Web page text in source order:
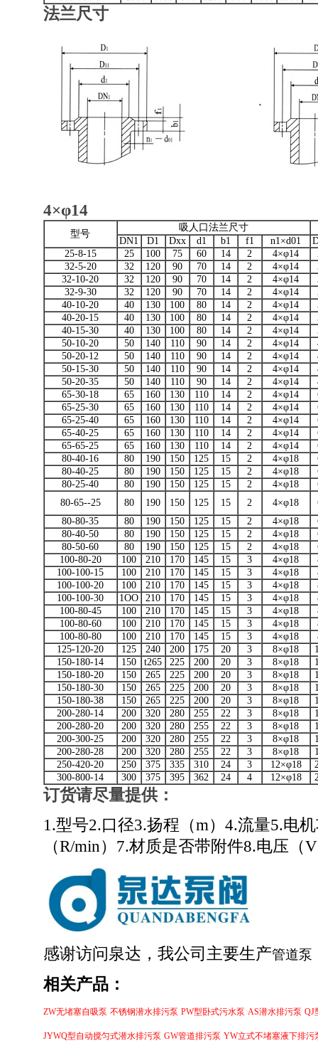
法兰尺寸
4×φ14
型号
吸人口法兰尺寸
DN1
D1 Dxx d1 b1 f1 n1×d01
25-8-15
25 100 75 60 14 2 4×φ14
32-5-20
32 120 90 70 14 2 4×φ14
32-10-20
32 120 90 70 14 2 4×φ14
32-9-30
32 120 90 70 14 2 4×φ14
40-10-20
40 130 100 80 14 2 4×φ14
40-20-15
40 130 100 80 14 2 4×φ14
40-15-30
40 130 100 80 14 2 4×φ14
50-10-20
50 140 110 90 14 2 4×φ14
50-20-12
50 140 110 90 14 2 4×φ14
50-15-30
50 140 110 90 14 2 4×φ14
50-20-35
50 140 110 90 14 2 4×φ14
65-30-18
65 160 130 110 14 2 4×φ14
65-25-30
65 160 130 110 14 2 4×φ14
65-25-40
65 160 130 110 14 2 4×φ14
65-40-25
65 160 130 110 14 2 4×φ14
65-65-25
65 160 130 110 14 2 4×φ14
80-40-16
80 190 150 125 15 2 4×φ18
80-40-25
80 190 150 125 15 2 4×φ18
80-25-40
80 190 150 125 15 2 4×φ18
80-65--25
80 190 150 125 15 2 4×φ18
80-80-35
80 190 150 125 15 2 4×φ18
80-40-50
80 190 150 125 15 2 4×φ18
80-50-60
80 190 150 125 15 2 4×φ18
100-80-20
100 210 170 145 15 3 4×φ18
100-100-15
100 210 170 145 15 3 4×φ18
100-100-20
100 210 170 145 15 3 4×φ18
100-100-30
1OO 210 170 145 15 3 4×φ18
100-80-45
100 210 170 145 15 3 4×φ18
100-80-60
100 210 170 145 15 3 4×φ18
100-80-80
100 210 170 145 15 3 4×φ18
125-120-20
125 240 200 175 20 3 8×φ18
150-180-14
150 t265 225 200 20 3 8×φ18
150-180-20
150 265 225 200 20 3 8×φ18
150-180-30
150 265 225 200 20 3 8×φ18
150-180-38
150 265 225 200 20 3 8×φ18
200-280-14
200 320 280 255 22 3 8×φ18
200-280-20
200 320 280 255 22 3 8×φ18
200-300-25
200 320 280 255 22 3 8×φ18
200-280-28
200 320 280 255 22 3 8×φ18
250-420-20
250 375 335 310 24 3 12×φ18
300-800-14
300 375 395 362 24 4 12×φ18
订货请尽量提供：
1.型号2.口径3.扬程（m）4.流量5.电
（R/min）7.材质是否带附件8.电压（
感谢访问泉达，我公司主要生产管道泵
相关产品：
ZW无堵塞自吸泵 不锈钢潜水排污泵 PW型卧式污水泵 AS潜水排污泵 QJ
JYWQ型自动搅匀式潜水排污泵 GW管道排污泵 YW立式不堵塞液下排污